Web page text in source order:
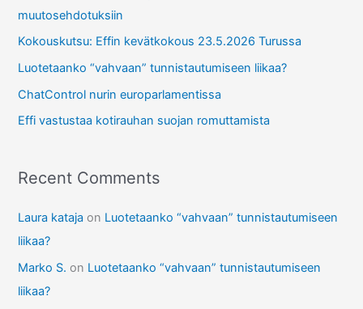
f
o
r
:
muutosehdotuksiin
Kokouskutsu: Effin kevätkokous 23.5.2026 Turussa
Luotetaanko “vahvaan” tunnistautumiseen liikaa?
ChatControl nurin europarlamentissa
Effi vastustaa kotirauhan suojan romuttamista
Recent Comments
Laura kataja on Luotetaanko “vahvaan” tunnistautumiseen
liikaa?
Marko S. on Luotetaanko “vahvaan” tunnistautumiseen
liikaa?